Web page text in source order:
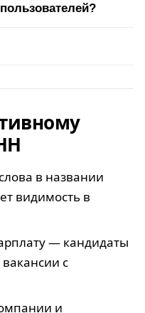
в названии
видимость в
— кандидаты
с
и